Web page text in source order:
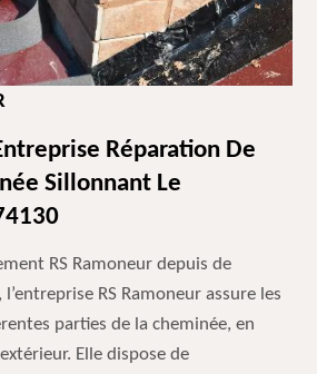
Réparation De
Sillonnant Le
RS Ramoneur depuis de
RS Ramoneur assure les
parties de la cheminée, en
Elle dispose de